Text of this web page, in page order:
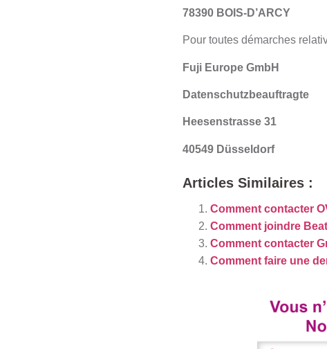
78390 BOIS-D’ARCY
Pour toutes démarches
Fuji Europe GmbH
Datenschutzbeauftragte
Heesenstrasse 31
40549 Düsseldorf
Articles Similaires :
Comment contacter
Comment joindre
Comment contacter
Comment faire une